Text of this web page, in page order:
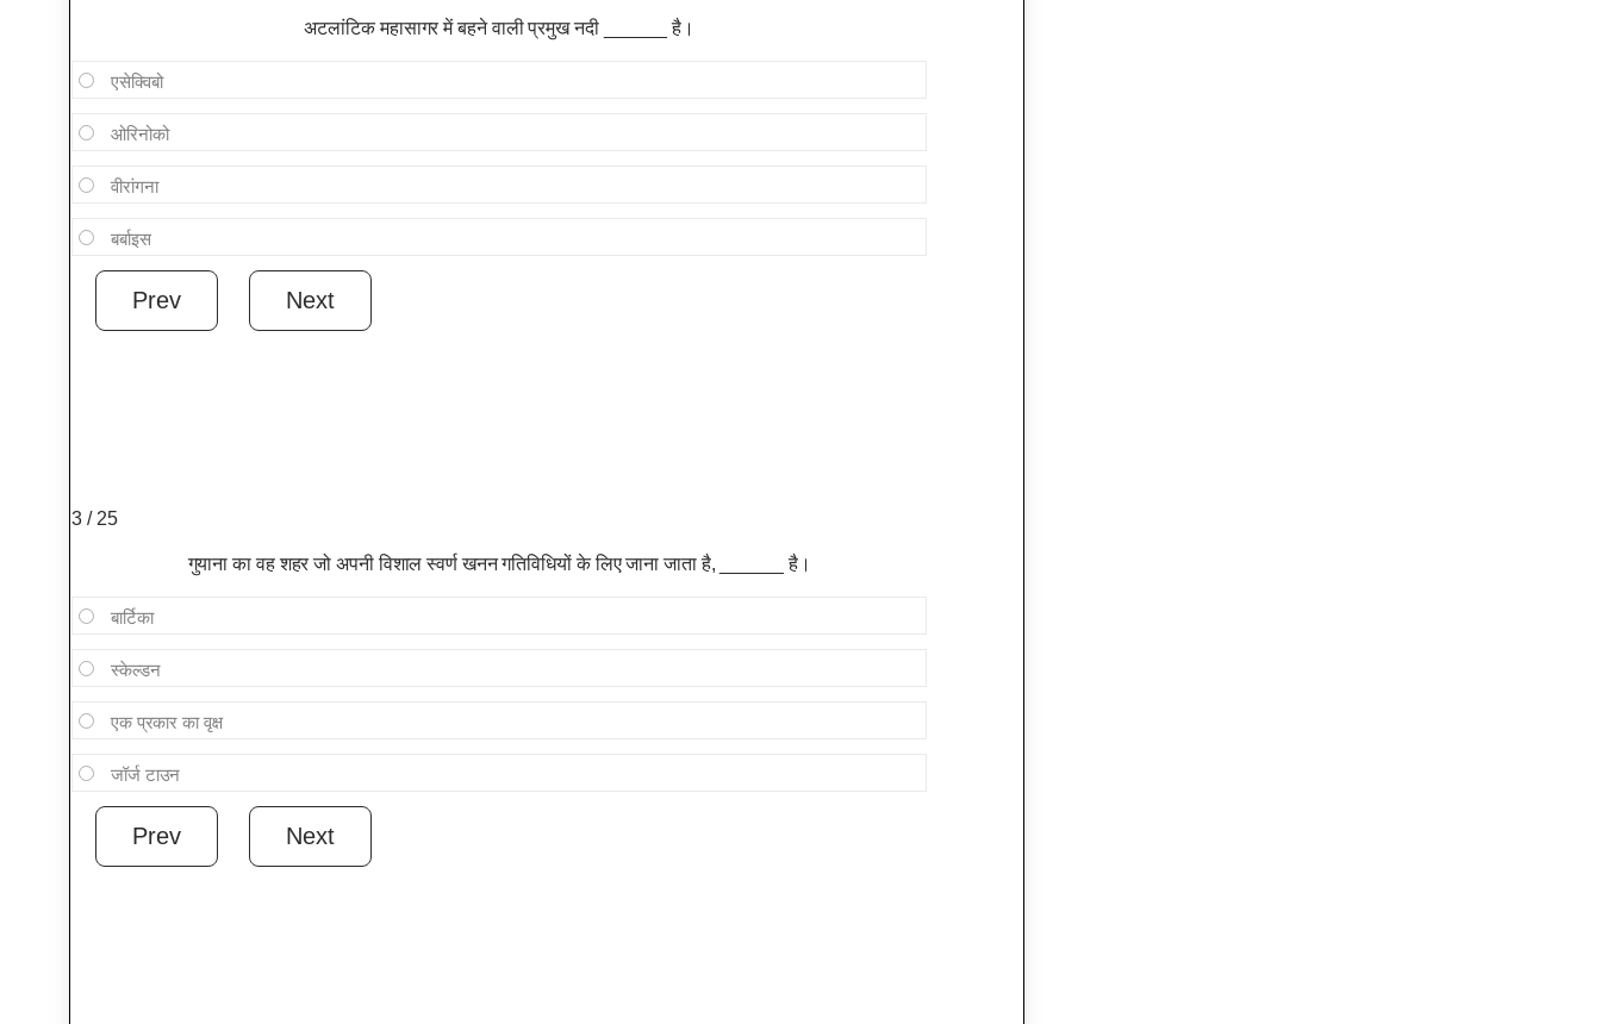
अटलांटिक महासागर में बहने वाली प्रमुख नदी ______ है।
एसेक्विबो
ओरिनोको
वीरांगना
बर्बाइस
3 / 25
गुयाना का वह शहर जो अपनी विशाल स्वर्ण खनन गतिविधियों के लिए जाना जाता है, ______ है।
बार्टिका
स्केल्डन
एक प्रकार का वृक्ष
जॉर्ज टाउन